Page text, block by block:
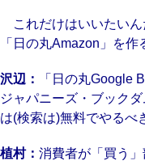
これだけはいいたいん
「日の丸Amazon」を作
沢辺：
「日の丸Google
ジャパニーズ・ブック
は(検索は)無料でやるべ
植村： 消費者が「買う